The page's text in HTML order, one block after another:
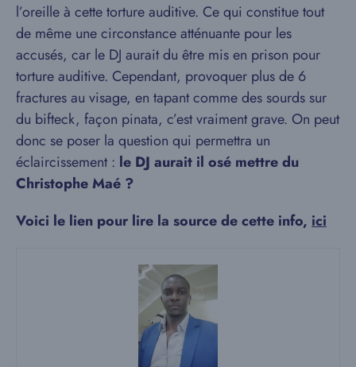
l’oreille à cette torture auditive. Ce qui constitue tout
de même une circonstance atténuante pour les
accusés, car le DJ aurait du être mis en prison pour
torture auditive. Cependant, provoquer plus de 6
fractures au visage, en tapant comme des sourds sur
du bifteck, façon pinata, c’est vraiment grave. On peut
donc se poser la question qui permettra un
éclaircissement : le DJ aurait il osé mettre du
Christophe Maé ?
Voici le lien pour lire la source de cette info, ici